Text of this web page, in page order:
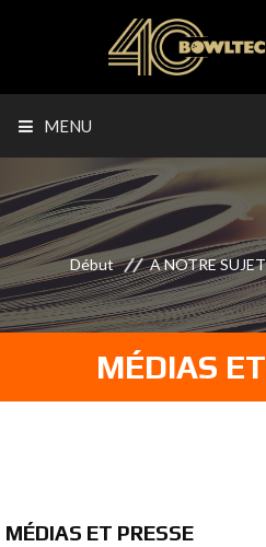
MENU
Début A NOTRE SUJET
MÉDIAS
MÉDIAS ET PRESSE